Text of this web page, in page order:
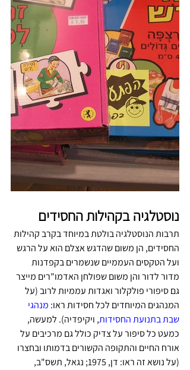
נוסטלגיה בקהילות החסידים
תרבות הנוסטלגיה בולטת במיוחד בקרב קהילות
החסידים, הן משום שהדגש אצלם הוא על הרגש
ועל הטקסים העממיים שנשמרים בקפדנות
מדור לדור והן משום שפולחן האדמו"רים מייצר
גם סיפורי פולקלור ואגדות עממיות לרוב (על
המנהגים המיוחדים לכל חסידות ראו: מנהגי
שבת בתנועת החסידות, ויקיפדיה). למעשה,
כמעט כל סיפור על צדיק כולל גם מרכיבים על
אורח החיים והתקופה הקשורים בדמותו ובחצרו
(על נושא זה ראו: דן, 1975; נגאל, תשס"ב,